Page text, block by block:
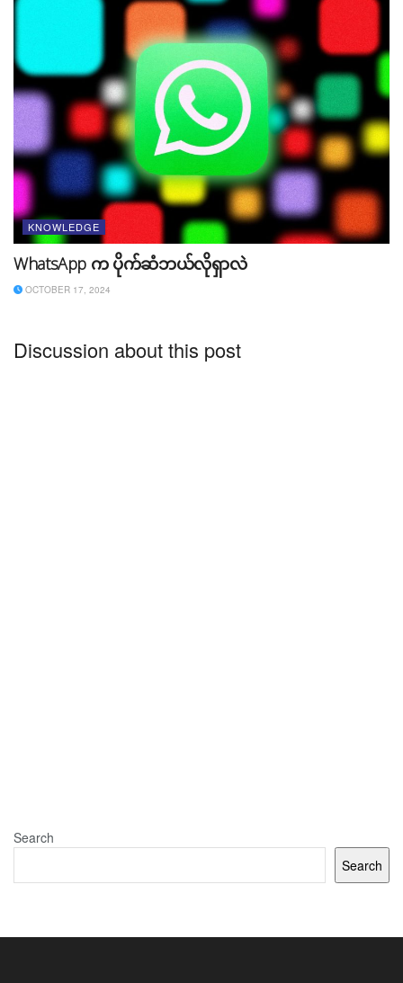
Earthlink က satellite internet အမျိုးအစားဖြစ်ပါတယ်။
သာမန်အားဖြင့် satellite internet တွေက cable internet
တွေထက် လိုင်းမကောင်းတာမျိုးရှိပေမယ့် Earthlink
ကတော့ speed ကို 5Gb speed ထိပေးထားပါတယ်။ စျေး
နှုန်းကိုလည်း ၁၂လပြည့်မှ charges ကို ဖြတ်တာဖြစ်ပြီး တစ်
လမှ $50 – $90 အထိသာ ကျပါတယ်။ သင်က vlogger
တစ်ယောက် (သို့) ခရီးသွားနေရတဲ့လူမျိုးဆိုရင်တော့ ဒီ
တယ်။ ပြည်နယ်ပေါင်း ၄၈ခုမှာ အသုံးပြုနိုင်ပါတယ်။ Elon
Musk ရဲ့ Starlink internet ကတော့ တစ်ကမ္ဘာလုံးမှာ
KNOWLEDGE
WhatsApp က ပိုက်ဆံဘယ်လိုရှာလဲ
OCTOBER 17, 2024
Discussion about this post
Search
Search